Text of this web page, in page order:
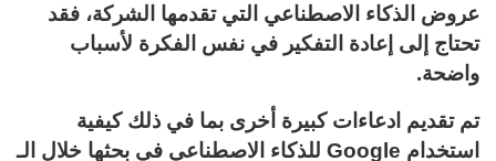
عروض الذكاء الاصطناعي التي تقدمها الشركة، فقد
تحتاج إلى إعادة التفكير في نفس الفكرة لأسباب
واضحة.
تم تقديم ادعاءات كبيرة أخرى بما في ذلك كيفية
استخدام Google للذكاء الاصطناعي في بحثها خلال الـ